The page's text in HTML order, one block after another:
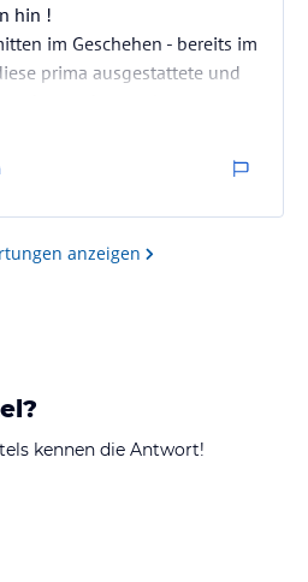
hin !
im Geschehen - bereits im
prima ausgestattete und
- toller Blick. Absolute
Möbel voll im Retro-Trend
Betreuung. Wir kommen
länger.
anzeigen
kennen die Antwort!